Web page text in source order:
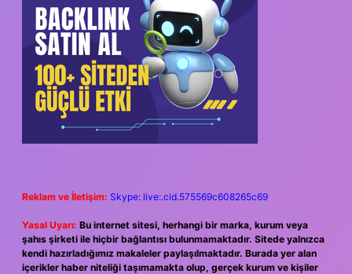
Reklam ve İletişim: Skype: live:.cid.575569c608265c69
Yasal Uyarı: Bu internet sitesi, herhangi bir marka, kurum veya
şahıs şirketi ile hiçbir bağlantısı bulunmamaktadır. Sitede yalnızca
kendi hazırladığımız makaleler paylaşılmaktadır. Burada yer alan
içerikler haber niteliği taşımamakta olup, gerçek kurum ve kişiler